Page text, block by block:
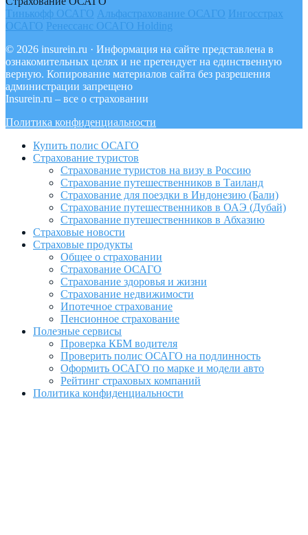
Тинькофф ОСАГО Альфастрахование ОСАГО Ингосстрах
ОСАГО Ренессанс ОСАГО Holding
© 2026 insurein.ru · Информация на сайте представлена в
ознакомительных целях и не претендует на единственную
верную. Копирование материалов сайта без разрешения
администрации запрещено
Insurein.ru – все о страховании
Политика конфиденциальности
Купить полис ОСАГО
Страхование туристов
Страхование туристов на визу в Россию
Страхование путешественников в Таиланд
Страхование для поездки в Индонезию (Бали)
Страхование путешественников в ОАЭ (Дубай)
Страхование путешественников в Абхазию
Страховые новости
Страховые продукты
Общее о страховании
Страхование ОСАГО
Страхование здоровья и жизни
Страхование недвижимости
Ипотечное страхование
Пенсионное страхование
Полезные сервисы
Проверка КБМ водителя
Проверить полис ОСАГО на подлинность
Оформить ОСАГО по марке и модели авто
Рейтинг страховых компаний
Политика конфиденциальности